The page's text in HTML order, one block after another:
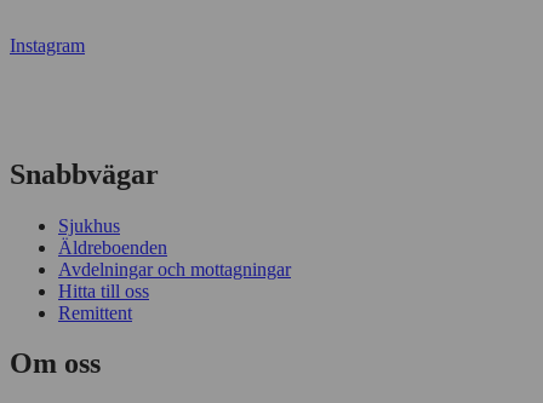
Instagram
Snabbvägar
Sjukhus
Äldreboenden
Avdelningar och mottagningar
Hitta till oss
Remittent
Om oss